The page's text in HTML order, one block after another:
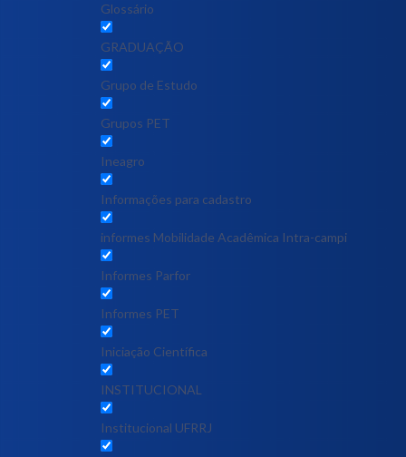
Glossário
GRADUAÇÃO
Grupo de Estudo
Grupos PET
Ineagro
Informações para cadastro
informes Mobilidade Acadêmica Intra-campi
Informes Parfor
Informes PET
Iniciação Científica
INSTITUCIONAL
Institucional UFRRJ